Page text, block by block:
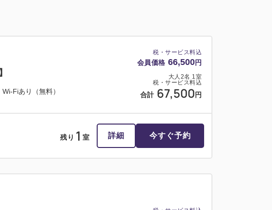
税・サービス料込
会員価格 66,500円
大人 2名 1室
税・サービス料込
合計 67,500 円
Wi-Fiあり（無料）
残り 1 室 詳細 今すぐ予約